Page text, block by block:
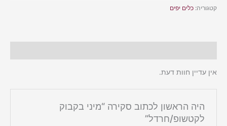
קטגוריה: כלים יפים
אין עדיין חוות דעת.
היה הראשון לכתוב סקירה “מיני בקבוק
לקטשופ/חרדל”